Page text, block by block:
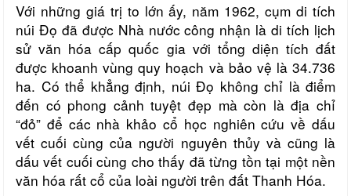
Với những giá trị to lớn ấy, năm 1962, cụm di tích
núi Đọ đã được Nhà nước công nhận là di tích lịch
sử văn hóa cấp quốc gia với tổng diện tích đất
được khoanh vùng quy hoạch và bảo vệ là 34.736
ha. Có thể khẳng định, núi Đọ không chỉ là điểm
đến có phong cảnh tuyệt đẹp mà còn là địa chỉ
“đỏ” để các nhà khảo cổ học nghiên cứu về dấu
vết cuối cùng của người nguyên thủy và cũng là
dấu vết cuối cùng cho thấy đã từng tồn tại một nền
văn hóa rất cổ của loài người trên đất Thanh Hóa.